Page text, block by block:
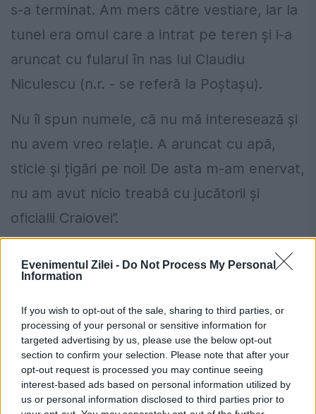
Evenimentul Zilei - Do Not Process My Personal
Information
If you wish to opt-out of the sale, sharing to third parties, or
processing of your personal or sensitive information for
targeted advertising by us, please use the below opt-out
section to confirm your selection. Please note that after your
opt-out request is processed you may continue seeing
interest-based ads based on personal information utilized by
us or personal information disclosed to third parties prior to
s-a terminat. Am mers către vestiare, iar la
tunel era omul care a intrat pe teren și i-a
aruncat cu fularul în nas lui Claudiu
Niculescu (n.r. - se referă la Poștașu).
Nu îi spun numele, că nu mă interesează și
nu avem vreo relație. A aruncat cu apă,
sticle și țigări pe noi! De asta m-am enervat,
nu am avut nicio treabă cu jucătorii și
oficialii Craiovei”.
Florin Răducioiu, fost mare internațional
român, a taxat huliganismul manifestat încă
„Nu am cuvinte! Încercam să îmi aduc
aminte dacă am mai văzut așa ceva.
Comportament suburban, de stradă.